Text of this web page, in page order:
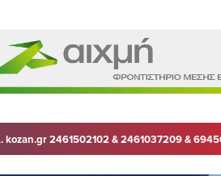
kozan.gr 2461502102 & 2461037209 &